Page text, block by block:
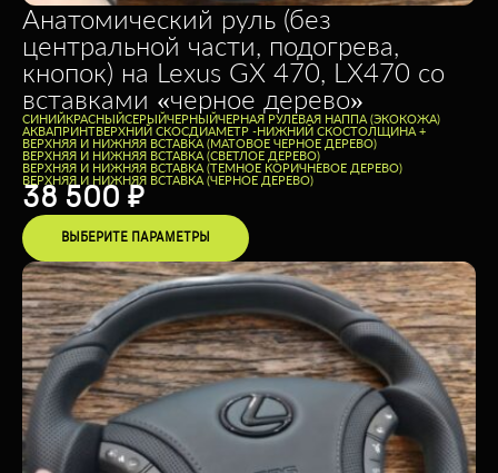
Анатомический руль (без
центральной части, подогрева,
кнопок) на Lexus GX 470, LX470 со
вставками «черное дерево»
CИНИЙКРАСНЫЙСЕРЫЙЧЕРНЫЙЧЕРНАЯ РУЛЕВАЯ НАППА (ЭКОКОЖА)
АКВАПРИНТВЕРХНИЙ СКОСДИАМЕТР -НИЖНИЙ СКОСТОЛЩИНА +
ВЕРХНЯЯ И НИЖНЯЯ ВСТАВКА (МАТОВОЕ ЧЕРНОЕ ДЕРЕВО)
ВЕРХНЯЯ И НИЖНЯЯ ВСТАВКА (СВЕТЛОЕ ДЕРЕВО)
ВЕРХНЯЯ И НИЖНЯЯ ВСТАВКА (ТЕМНОЕ КОРИЧНЕВОЕ ДЕРЕВО)
ВЕРХНЯЯ И НИЖНЯЯ ВСТАВКА (ЧЕРНОЕ ДЕРЕВО)
38 500 ₽
ВЫБЕРИТЕ ПАРАМЕТРЫ